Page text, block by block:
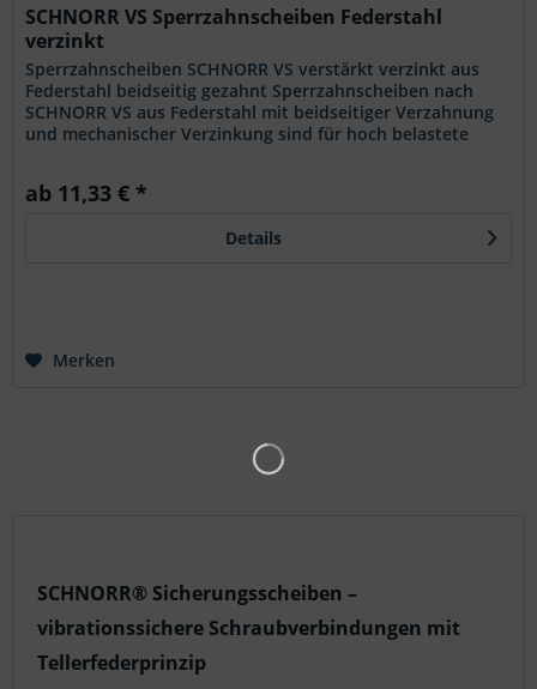
SCHNORR VS Sperrzahnscheiben Federstahl
verzinkt
Sperrzahnscheiben SCHNORR VS verstärkt verzinkt aus
Federstahl beidseitig gezahnt Sperrzahnscheiben nach
SCHNORR VS aus Federstahl mit beidseitiger Verzahnung
und mechanischer Verzinkung sind für hoch belastete
ab 11,33 € *
Details
Merken
SCHNORR® Sicherungsscheiben –
vibrationssichere Schraubverbindungen mit
Tellerfederprinzip